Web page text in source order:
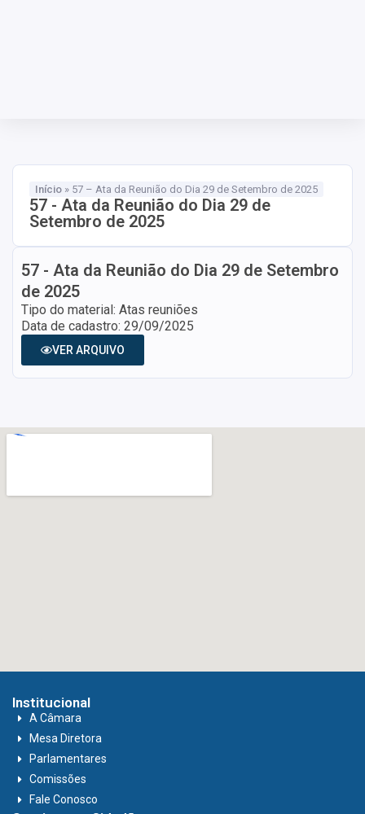
Início 57 – Ata da Reunião do Dia 29 de Setembro de 2025
57 - Ata da Reunião do Dia 29 de
Setembro de 2025
57 - Ata da Reunião do Dia 29 de Setembro
de 2025
Tipo do material: Atas reuniões
Data de cadastro: 29/09/2025
VER ARQUIVO
Institucional
A Câmara
Mesa Diretora
Parlamentares
Comissões
Fale Conosco